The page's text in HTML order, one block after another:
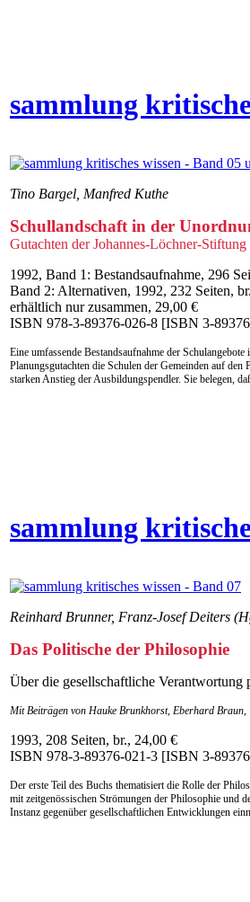
sammlung
Tino Bargel, Manfred Kuthe
Schullandschaft in der
Gutachten der Johannes-Löchner-
1992, Band 1: Bestandsaufnahme, 296
Band 2: Alternativen, 1992, 232 Seiten,
erhältlich nur zusammen, 29,00 €
ISBN 978-3-89376-026-8 [ISBN 3-
Eine umfassende Bestandsaufnahme der
Planungsgutachten die Schulen der Gemeinden auf
starken Anstieg der Ausbildungspendler. Sie belegen,
sammlung
Reinhard Brunner, Franz-Josef Deiters
Das Politische der Philosophie
Über die gesellschaftliche Verantwortung
Mit Beiträgen von Hauke Brunkhorst, Eberhard
1993, 208 Seiten, br., 24,00 €
ISBN 978-3-89376-021-3 [ISBN 3-
Der erste Teil des Buchs thematisiert die Rolle der
mit zeitgenössischen Strömungen der Philosophie und
Instanz gegenüber gesellschaftlichen Entwicklungen